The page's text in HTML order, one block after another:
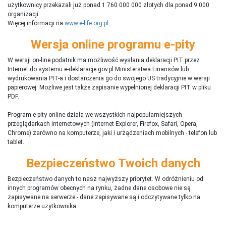
użytkownicy przekazali już ponad 1 760 000 000 złotych dla ponad 9 000
organizacji.
Więcej informacji na www.e-life.org.pl
Wersja online programu e-pity
W wersji on-line podatnik ma możliwość wysłania deklaracji PIT przez
Internet do systemu e-deklaracje.gov.pl Ministerstwa Finansów lub
wydrukowania PIT-a i dostarczenia go do swojego US tradycyjnie w wersji
papierowej. Możliwe jest także zapisanie wypełnionej deklaracji PIT w pliku
PDF.
Program e-pity online działa we wszystkich najpopularniejszych
przeglądarkach internetowych (Internet Explorer, Firefox, Safari, Opera,
Chrome) zarówno na komputerze, jaki i urządzeniach mobilnych - telefon lub
tablet..
Bezpieczeństwo Twoich danych
Bezpieczeństwo danych to nasz najwyższy priorytet. W odróżnieniu od
innych programów obecnych na rynku, żadne dane osobowe nie są
zapisywane na serwerze - dane zapisywane są i odczytywane tylko na
komputerze użytkownika.